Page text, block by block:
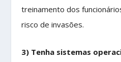
treinamento dos
risco de invasões.
3) Tenha sistemas